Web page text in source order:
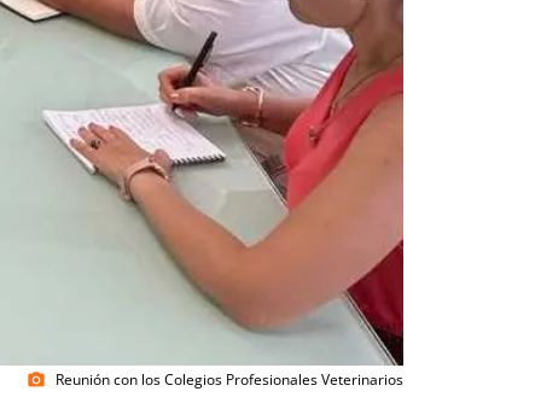
photo_camera Reunión con los Colegios Profesionales Veterinarios